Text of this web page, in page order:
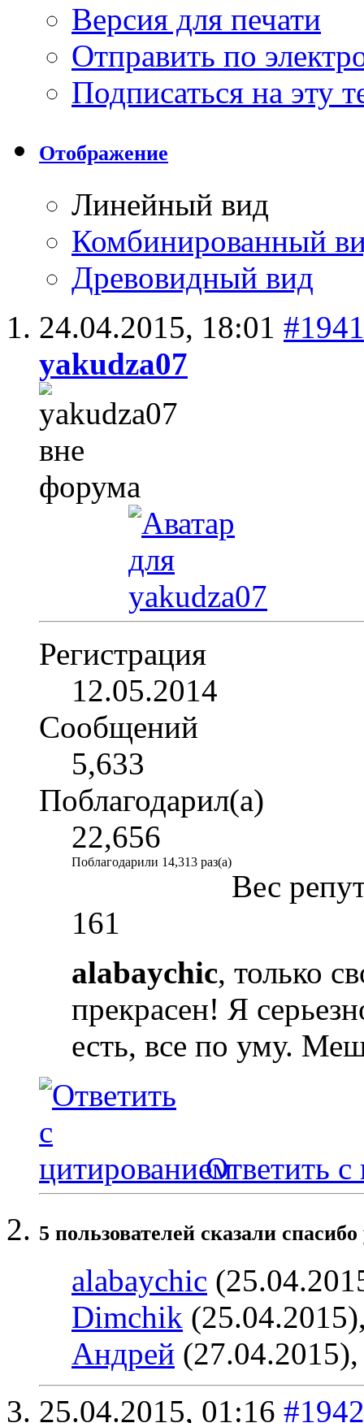
Версия для печати
Отправить по
Подписаться на эту
Отображение
Линейный вид
Комбинированный
Древовидный вид
24.04.2015, 18:01 #1941
yakudza07
Регистрация
12.05.2014
Сообщений
5,633
Поблагодарил(а)
22,656
Поблагодарили 14,313 раз(а)
Вес
161
alabaychic, только
прекрасен! Я
есть, все по уму.
Ответить с
5 пользователей сказали
alabaychic
Dimchik
Андрей
25.04.2015, 01:16 #1942